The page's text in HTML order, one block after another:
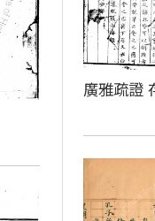
廣雅疏證